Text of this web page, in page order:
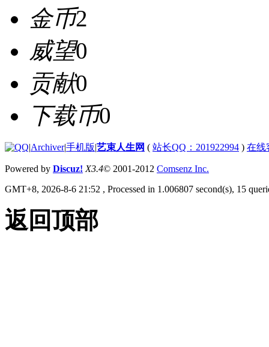
金币2
威望0
贡献0
下载币0
|Archiver|手机版|艺束人生网 ( 站长QQ：201922994 ) 在线
Powered by Discuz! X3.4© 2001-2012 Comsenz Inc.
GMT+8, 2026-8-6 21:52 , Processed in 1.006807 second(s), 15
返回顶部